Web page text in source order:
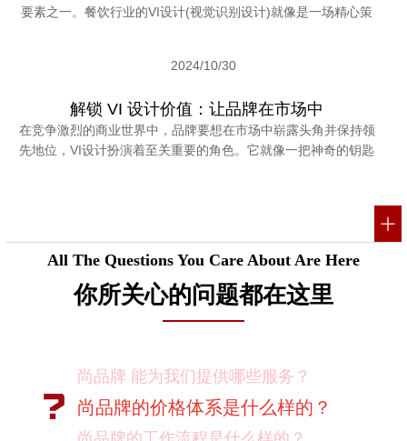
要素之一。餐饮行业的VI设计(视觉识别设计)就像是一场精心策
2024/10/30
解锁 VI 设计价值：让品牌在市场中
在竞争激烈的商业世界中，品牌要想在市场中崭露头角并保持领
先地位，VI设计扮演着至关重要的角色。它就像一把神奇的钥匙
All The Questions You Care About Are Here
你所关心的问题都在这里
尚品牌的价格体系是什么样的？
尚品牌的工作流程是什么样的？